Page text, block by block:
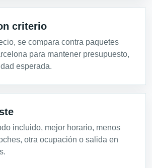
criterio
se compara contra paquetes
para mantener presupuesto,
esperada.
incluido, mejor horario, menos
otra ocupación o salida en